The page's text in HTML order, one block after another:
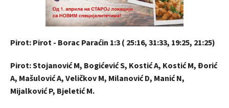
Pirot: Pirot - Borac Paraćin 1:3 ( 25:16, 31:33, 19:25, 21:25)
Pirot: Stojanović M, Bogićević S, Kostić A, Kostić M, Đorić
A, Mašulović A, Veličkov M, Milanović D, Manić N,
Mijalković P, Bjeletić M.